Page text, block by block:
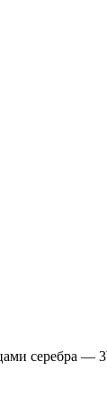
серебра —